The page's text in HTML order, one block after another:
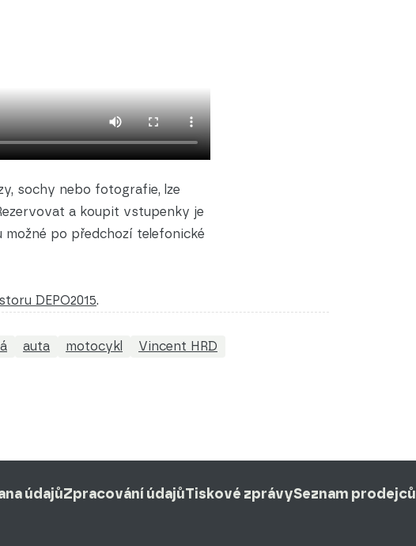
sochy nebo fotografie, lze
a koupit vstupenky je
po předchozí telefonické
DEPO2015.
auta motocykl Vincent HRD
údajůZpracování údajůTiskové zprávySeznam prodejců